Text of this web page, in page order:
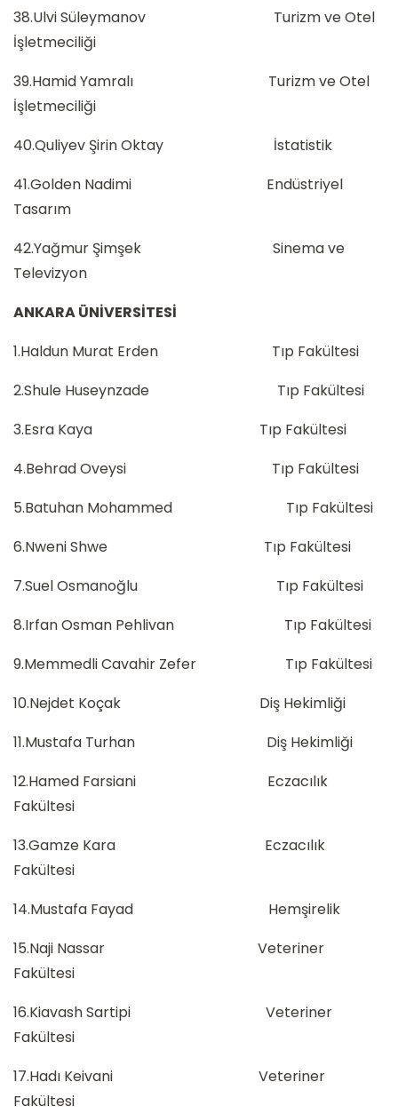
38.Ulvi Süleymanov Turizm ve Otel
İşletmeciliği
39.Hamid Yamralı Turizm ve Otel
İşletmeciliği
40.Quliyev Şirin Oktay İstatistik
41.Golden Nadimi Endüstriyel
Tasarım
42.Yağmur Şimşek Sinema ve
Televizyon
ANKARA ÜNİVERSİTESİ
1.Haldun Murat Erden Tıp Fakültesi
2.Shule Huseynzade Tıp Fakültesi
3.Esra Kaya Tıp Fakültesi
4.Behrad Oveysi Tıp Fakültesi
5.Batuhan Mohammed Tıp Fakültesi
6.Nweni Shwe Tıp Fakültesi
7.Suel Osmanoğlu Tıp Fakültesi
8.Irfan Osman Pehlivan Tıp Fakültesi
9.Memmedli Cavahir Zefer Tıp Fakültesi
10.Nejdet Koçak Diş Hekimliği
11.Mustafa Turhan Diş Hekimliği
12.Hamed Farsiani Eczacılık
Fakültesi
13.Gamze Kara Eczacılık
Fakültesi
14.Mustafa Fayad Hemşirelik
15.Naji Nassar Veteriner
Fakültesi
16.Kiavash Sartipi Veteriner
Fakültesi
17.Hadı Keivani Veteriner
Fakültesi